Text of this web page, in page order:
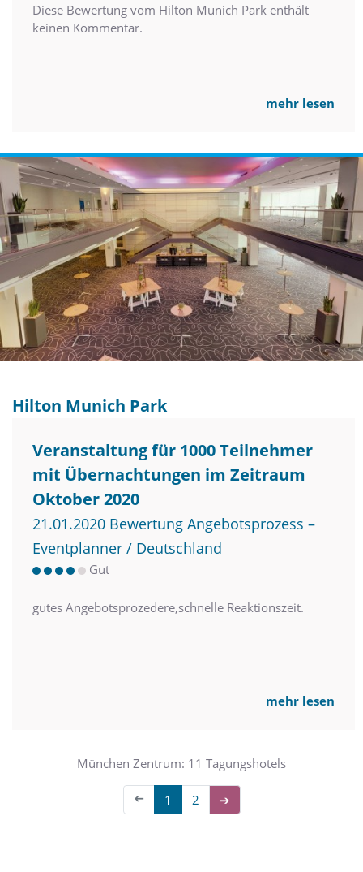
Diese Bewertung vom Hilton Munich Park enthält
keinen Kommentar.
mehr lesen
Hilton Munich Park
Veranstaltung für 1000 Teilnehmer
mit Übernachtungen im Zeitraum
Oktober 2020
21.01.2020 Bewertung Angebotsprozess –
Eventplanner / Deutschland
Gut
gutes Angebotsprozedere,schnelle Reaktionszeit.
mehr lesen
München Zentrum: 11 Tagungshotels
➔ 1 2 ➔